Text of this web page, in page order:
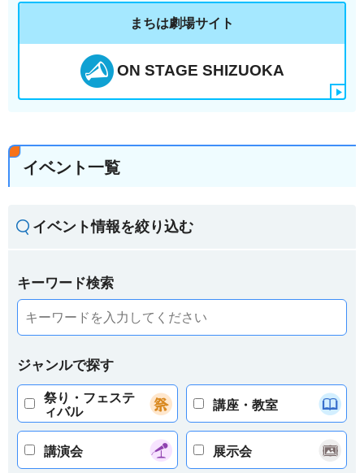
まちは劇場サイト
ON STAGE SHIZUOKA
イベント一覧
イベント情報を絞り込む
キーワード検索
ジャンルで探す
祭り・フェステ
ィバル
講座・教室
講演会 展示会